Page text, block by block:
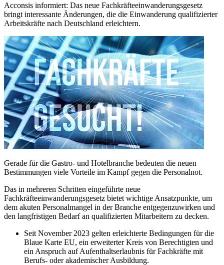
Acconsis informiert: Das neue Fachkräfteeinwanderungsgesetz
bringt interessante Änderungen, die die Einwanderung qualifizierter
Arbeitskräfte nach Deutschland erleichtern.
Gerade für die Gastro- und Hotelbranche bedeuten die neuen
Bestimmungen viele Vorteile im Kampf gegen die Personalnot.
Das in mehreren Schritten eingeführte neue
Fachkräfteeinwanderungsgesetz bietet wichtige Ansatzpunkte, um
dem akuten Personalmangel in der Branche entgegenzuwirken und
den langfristigen Bedarf an qualifizierten Mitarbeitern zu decken.
Seit November 2023 gelten erleichterte Bedingungen für die
Blaue Karte EU, ein erweiterter Kreis von Berechtigten und
ein Anspruch auf Aufenthaltserlaubnis für Fachkräfte mit
Berufs- oder akademischer Ausbildung.